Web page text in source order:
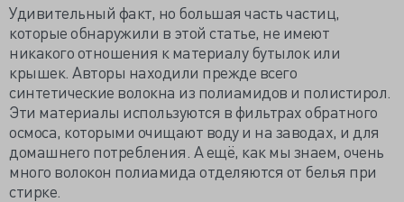
Удивительный факт, но большая часть частиц,
которые обнаружили в этой статье, не имеют
никакого отношения к материалу бутылок или
крышек. Авторы находили прежде всего
синтетические волокна из полиамидов и полистирол.
Эти материалы используются в фильтрах обратного
осмоса, которыми очищают воду и на заводах, и для
домашнего потребления. А ещё, как мы знаем, очень
много волокон полиамида отделяются от белья при
стирке.